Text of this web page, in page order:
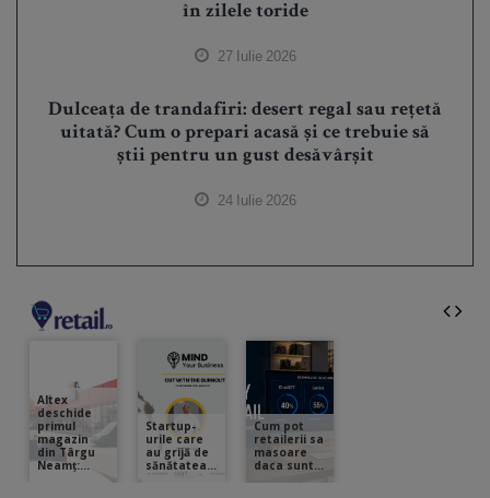
în zilele toride
27 Iulie 2026
Dulceața de trandafiri: desert regal sau rețetă
uitată? Cum o prepari acasă și ce trebuie să
știi pentru un gust desăvârșit
24 Iulie 2026